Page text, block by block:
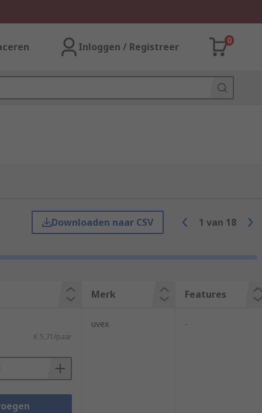
Inloggen / Registreer
0
Downloaden naar CSV 1 van 18
Merk Features
€ 5,71/paar
uvex -